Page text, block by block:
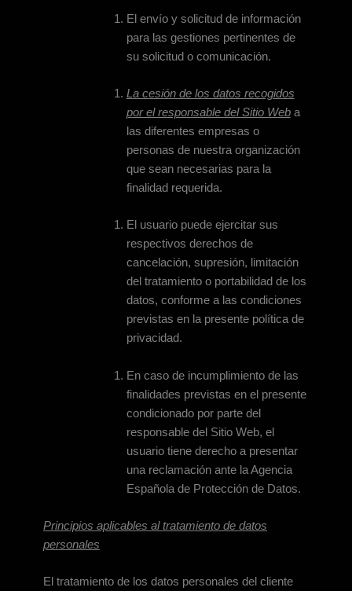
El envío y solicitud de información
para las gestiones pertinentes de
su solicitud o comunicación.
La cesión de los datos recogidos
por el responsable del Sitio Weba
las diferentes empresas o
personas de nuestra organización
que sean necesarias para la
finalidad requerida.
El usuario puede ejercitar sus
respectivos derechos de
cancelación, supresión, limitación
del tratamiento o portabilidad de los
datos, conforme a las condiciones
previstas en la presente política de
privacidad.
En caso de incumplimiento de las
finalidades previstas en el presente
condicionado por parte del
responsable del Sitio Web, el
usuario tiene derecho a presentar
una reclamación ante la Agencia
Española de Protección de Datos.
Principios aplicables al tratamiento de datos
personales
El tratamiento de los datos personales del cliente